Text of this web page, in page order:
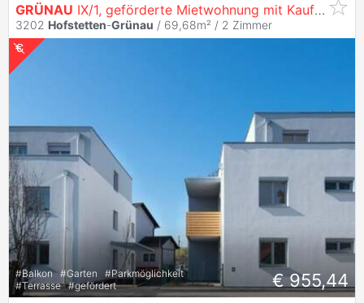
GRÜNAU IX/1, geförderte Mietwohnung mit Kaufoption, Stiege 2 / TOP 204 - EG, 1000/00011901/00001204
3202 Hofstetten-Grünau / 69,68m² / 2 Zimmer
#Balkon #Garten #Parkmöglichkeit
#Terrasse #gefördert € 955,44